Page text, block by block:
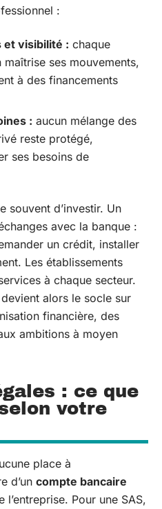
:
et visibilité : chaque
ses mouvements,
à des financements
: aucun mélange des
reste protégé,
ses besoins de
souvent d’investir. Un
avec la banque :
un crédit, installer
Les établissements
à chaque secteur.
alors le socle sur
financière, des
ambitions à moyen
: ce que
votre
place à
d’un compte bancaire
Pour une SAS,